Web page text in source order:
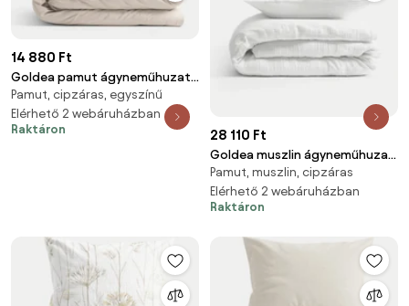
14 880 Ft
Goldea pamut ágyneműhuzat
garnitúra - latte 140 x 200 és
70 x 90 cm
Pamut, cipzáras, egyszínű
Elérhető 2 webáruházban
Raktáron
28 110 Ft
Goldea muszlin ágyneműhuzat
– fehér 140 x 200 és 70 x 90 cm
Pamut, muszlin, cipzáras
Elérhető 2 webáruházban
Raktáron